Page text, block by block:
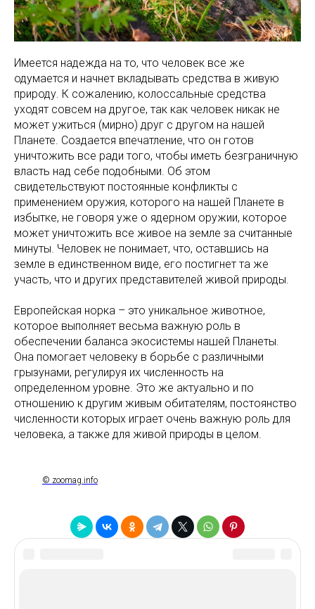
Имеется надежда на то, что человек все же
одумается и начнет вкладывать средства в живую
природу. К сожалению, колоссальные средства
уходят совсем на другое, так как человек никак не
может ужиться (мирно) друг с другом на нашей
Планете. Создается впечатление, что он готов
уничтожить все ради того, чтобы иметь безграничную
власть над себе подобными. Об этом
свидетельствуют постоянные конфликты с
применением оружия, которого на нашей Планете в
избытке, не говоря уже о ядерном оружии, которое
может уничтожить все живое на земле за считанные
минуты. Человек не понимает, что, оставшись на
земле в единственном виде, его постигнет та же
участь, что и других представителей живой природы.
Европейская норка – это уникальное животное,
которое выполняет весьма важную роль в
обеспечении баланса экосистемы нашей Планеты.
Она помогает человеку в борьбе с различными
грызунами, регулируя их численность на
определенном уровне. Это же актуально и по
отношению к другим живым обитателям, постоянство
численности которых играет очень важную роль для
человека, а также для живой природы в целом.
© zoomag.info